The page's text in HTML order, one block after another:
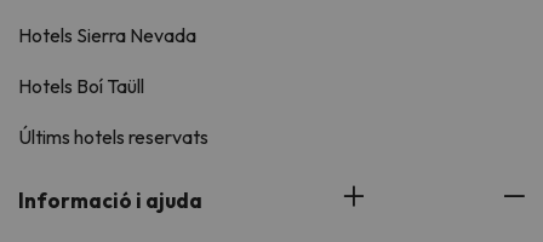
Hotels Sierra Nevada
Hotels Boí Taüll
Últims hotels reservats
Informació i ajuda